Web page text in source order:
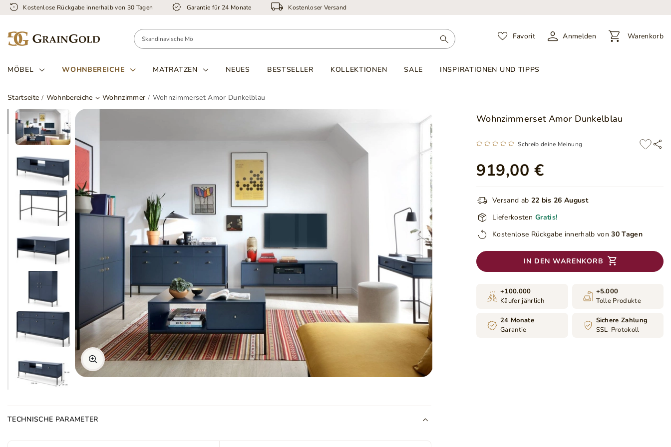
Kostenlose Rückgabe innerhalb von 30 Tagen Garantie für 24 Monate Kostenloser Versand
Favorit Anmelden Warenkorb
MÖBEL WOHNBEREICHE MATRATZEN NEUES BESTSELLER KOLLEKTIONEN SALE INSPIRATIONEN UND TIPPS
Startseite Wohnbereiche Wohnzimmer Wohnzimmerset Amor Dunkelblau
Wohnzimmerset Amor Dunkelblau
Schreib deine Meinung
919,00 €
Versand ab 22 bis 26 August
Lieferkosten Gratis!
Kostenlose Rückgabe innerhalb von 30 Tagen
IN DEN WARENKORB
+100.000
Käufer jährlich
+5.000
Tolle Produkte
24 Monate
Garantie
Sichere Zahlung
SSL-Protokoll
TECHNISCHE PARAMETER